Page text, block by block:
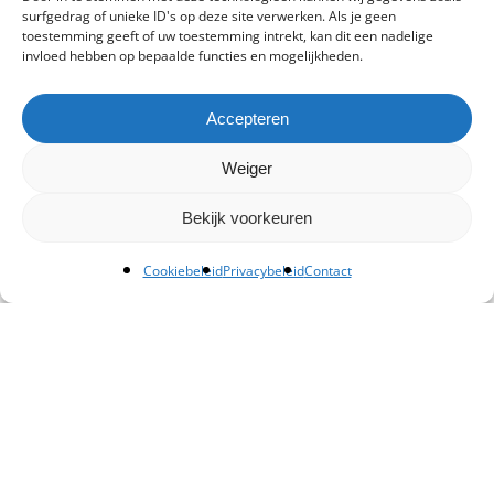
surfgedrag of unieke ID's op deze site verwerken. Als je geen
toestemming geeft of uw toestemming intrekt, kan dit een nadelige
invloed hebben op bepaalde functies en mogelijkheden.
Accepteren
Weiger
Bekijk voorkeuren
CookiebeleidPrivacybeleidContact